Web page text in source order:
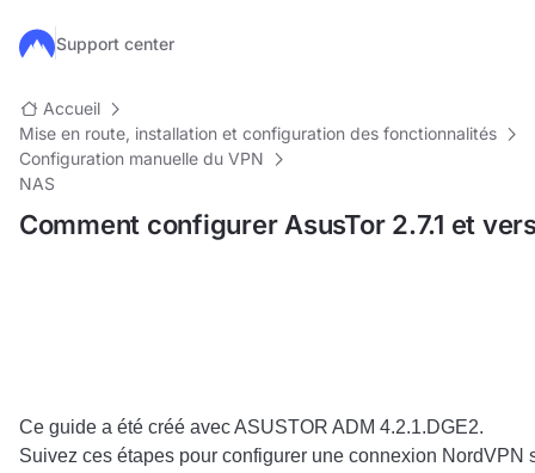
Passer au contenu principal
Support center
Accueil
Mise en route, installation et configuration des fonctionnalités
Configuration manuelle du VPN
NAS
Comment configurer AsusTor 2.7.1 et
Ce guide a été créé avec ASUSTOR ADM 4.2.1.DGE2.
Suivez ces étapes pour configurer une connexion NordVPN